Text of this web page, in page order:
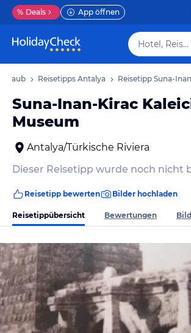
% Deals App öffnen
Hotel, Reiseziel
Reisetipps Antalya Reisetipp Suna-
Suna-Inan-Kirac
Museum
Antalya/Türkische Riviera
Dieser Reisetipp wurde noch nicht
Reisetipp bewerten Bilder hochladen
Reisetippübersicht Bewertungen